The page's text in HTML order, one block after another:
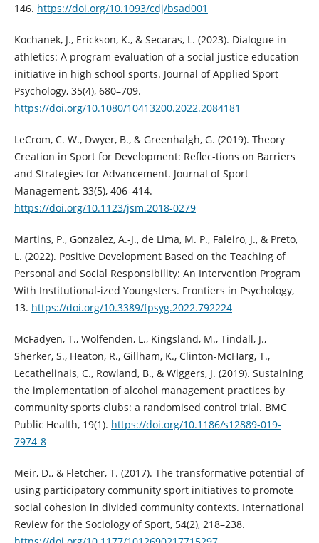
146. https://doi.org/10.1093/cdj/bsad001
Kochanek, J., Erickson, K., & Secaras, L. (2023). Dialogue in
athletics: A program evaluation of a social justice education
initiative in high school sports. Journal of Applied Sport
Psychology, 35(4), 680–709.
https://doi.org/10.1080/10413200.2022.2084181
LeCrom, C. W., Dwyer, B., & Greenhalgh, G. (2019). Theory
Creation in Sport for Development: Reflec-tions on Barriers
and Strategies for Advancement. Journal of Sport
Management, 33(5), 406–414.
https://doi.org/10.1123/jsm.2018-0279
Martins, P., Gonzalez, A.-J., de Lima, M. P., Faleiro, J., & Preto,
L. (2022). Positive Development Based on the Teaching of
Personal and Social Responsibility: An Intervention Program
With Institutional-ized Youngsters. Frontiers in Psychology,
13. https://doi.org/10.3389/fpsyg.2022.792224
McFadyen, T., Wolfenden, L., Kingsland, M., Tindall, J.,
Sherker, S., Heaton, R., Gillham, K., Clinton-McHarg, T.,
Lecathelinais, C., Rowland, B., & Wiggers, J. (2019). Sustaining
the implementation of alcohol management practices by
community sports clubs: a randomised control trial. BMC
Public Health, 19(1). https://doi.org/10.1186/s12889-019-
7974-8
Meir, D., & Fletcher, T. (2017). The transformative potential of
using participatory community sport initiatives to promote
social cohesion in divided community contexts. International
Review for the Sociology of Sport, 54(2), 218–238.